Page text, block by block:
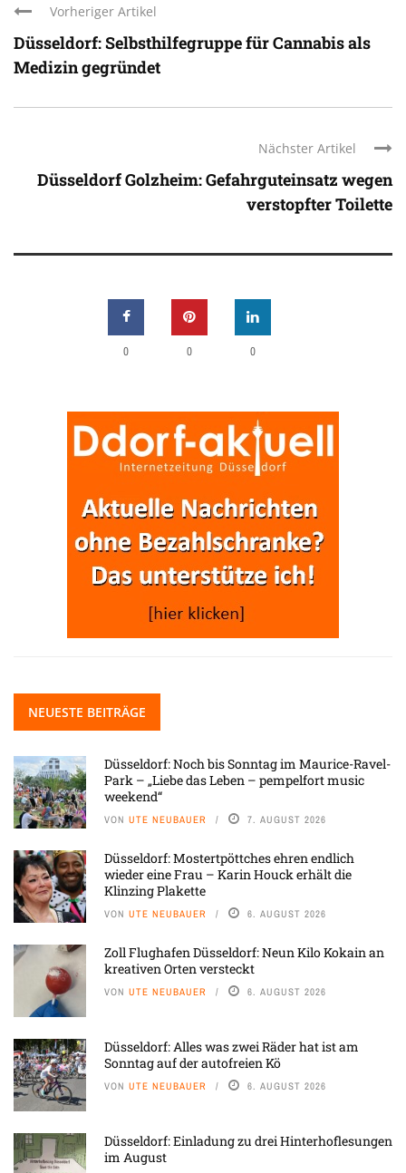
Vorheriger Artikel
Düsseldorf: Selbsthilfegruppe für Cannabis als
Medizin gegründet
Nächster Artikel
Düsseldorf Golzheim: Gefahrguteinsatz wegen
verstopfter Toilette
0 0 0
NEUESTE BEITRÄGE
Düsseldorf: Noch bis Sonntag im Maurice-Ravel-
Park – „Liebe das Leben – pempelfort music
weekend“
VON UTE NEUBAUER 7. AUGUST 2026
Düsseldorf: Mostertpöttches ehren endlich
wieder eine Frau – Karin Houck erhält die
Klinzing Plakette
VON UTE NEUBAUER 6. AUGUST 2026
Zoll Flughafen Düsseldorf: Neun Kilo Kokain an
kreativen Orten versteckt
VON UTE NEUBAUER 6. AUGUST 2026
Düsseldorf: Alles was zwei Räder hat ist am
Sonntag auf der autofreien Kö
VON UTE NEUBAUER 6. AUGUST 2026
Düsseldorf: Einladung zu drei Hinterhoflesungen
im August